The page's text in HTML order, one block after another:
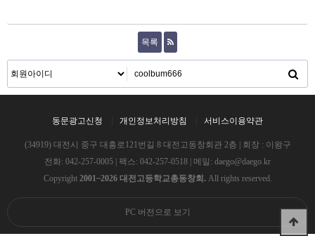
목록
동문광고신청 개인정보처리방침 서비스이용약관
(34919) 대전시 중구 대흥로121번길 8 대전고동창회관 2층 | 회장 : 이왕구
전화: 042-257-0005 | 팩스: 042-257-0518 | 메일: daego@daego.kr
Copyright 2001~2026 대전고등학교총동창회. All rights reserved.
PC 버전으로 보기